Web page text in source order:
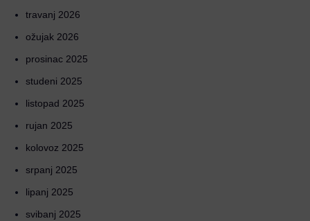
travanj 2026
ožujak 2026
prosinac 2025
studeni 2025
listopad 2025
rujan 2025
kolovoz 2025
srpanj 2025
lipanj 2025
svibanj 2025